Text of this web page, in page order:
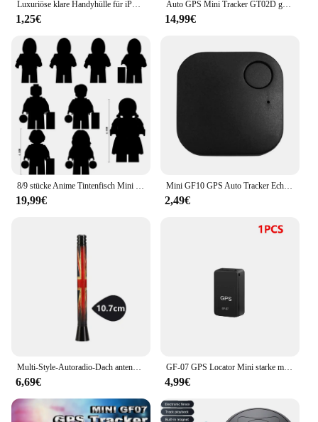
Luxuriöse klare Handyhülle für iPhone 11 12 13 14 Pro Max XR X XS SE 7 8 Plus für MINI Cooper Kühlschrank One F56 R56 R57 R58 R59 R60
1,25€
Auto GPS Mini Tracker GT02D garantiert Fahrzeug Auto Motorrad GPS Tracker Tracking Android iOS App Position ierer
14,99€
8/9 stücke Anime Tintenfisch Mini Modell Ziegel Dreieck Quadrat Kreis Boss Puzzle Montieren Action Figure Bausteine Spielzeug Geschenke
19,99€
Mini GF10 GPS Auto Tracker Echtzeit-Tracking Anti-Diebstahl Anti-Lost Key Pet Locator starke magnetische Tag Nachricht Position ierer Gerät
2,49€
Multi-Style-Autoradio-Dach antenne für Mini Cooper One Country man R56 R55 R58 R60 R61 F55 F56 F60 F53 F54 Autozubehör
6,69€
GF-07 GPS Locator Mini starke magnetische Auto Tracker Echtzeit-Tracking Haustiere Kinder Anti Lost Locator Sim Nachricht Position ierer
4,99€